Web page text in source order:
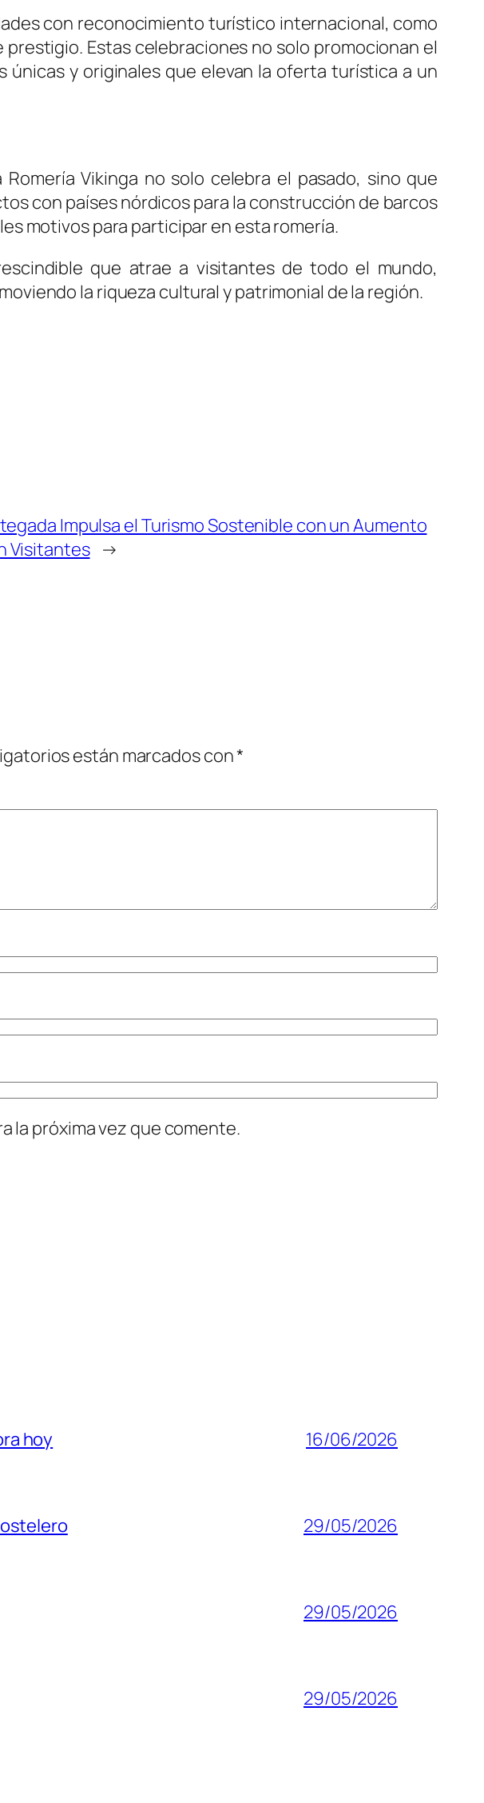
con reconocimiento turístico internacional, como
Estas celebraciones no solo promocionan el
y originales que elevan la oferta turística a un
Vikinga no solo celebra el pasado, sino que
con países nórdicos para la construcción de barcos
motivos para participar en esta romería.
que atrae a visitantes de todo el mundo,
la riqueza cultural y patrimonial de la región.
Impulsa el Turismo Sostenible con un Aumento
Visitantes →
están marcados con*
la próxima vez que comente.
hoy 16/06/2026
29/05/2026
29/05/2026
29/05/2026